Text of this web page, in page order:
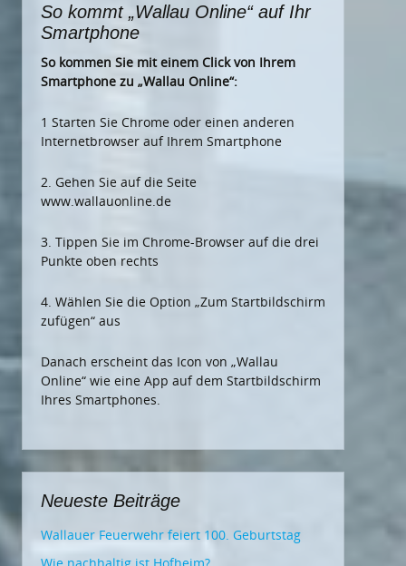
So kommt „Wallau Online“ auf Ihr
Smartphone
So kommen Sie mit einem Click von Ihrem
Smartphone zu „Wallau Online“:
1 Starten Sie Chrome oder einen anderen
Internetbrowser auf Ihrem Smartphone
2. Gehen Sie auf die Seite
www.wallauonline.de
3. Tippen Sie im Chrome-Browser auf die drei
Punkte oben rechts
4. Wählen Sie die Option „Zum Startbildschirm
zufügen“ aus
Danach erscheint das Icon von „Wallau
Online“ wie eine App auf dem Startbildschirm
Ihres Smartphones.
Neueste Beiträge
Wallauer Feuerwehr feiert 100. Geburtstag